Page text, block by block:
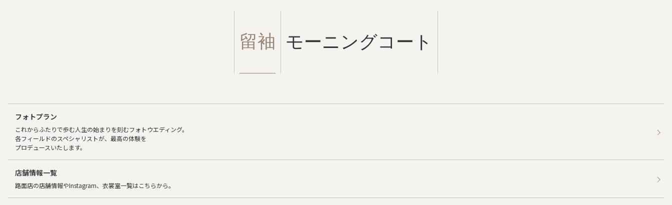
留袖 モーニングコート
フォトプラン
これからふたりで歩む人生の始まりを刻むフォトウエディング。
各フィールドのスペシャリストが、最高の体験を
プロデュースいたします。
店舗情報一覧
路面店の店舗情報やInstagram、衣裳室一覧はこちらから。